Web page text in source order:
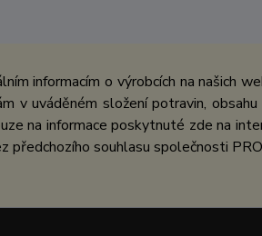
informacím o výrobcích na našich
v uváděném složení potravin,
na informace poskytnuté zde na
předchozího souhlasu společnosti